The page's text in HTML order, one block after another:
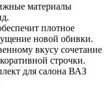
материалы
плотное
новой обивки.
вкусу сочетание
строчки.
для салона ВАЗ